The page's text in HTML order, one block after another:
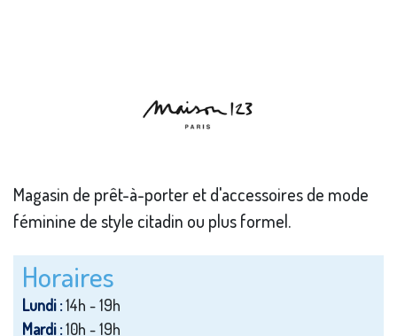
Magasin de prêt-à-porter et d'accessoires de mode
féminine de style citadin ou plus formel.
Horaires
Lundi :14h - 19h
Mardi :10h - 19h